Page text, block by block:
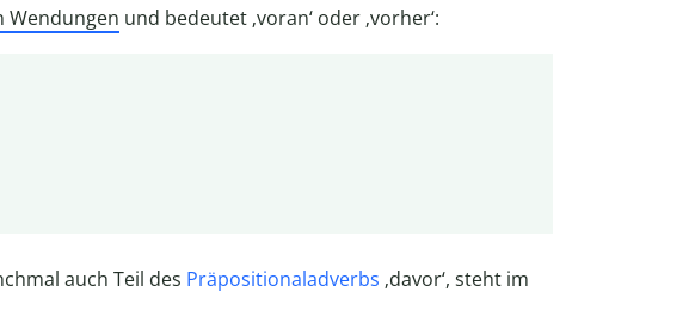
Wendungen und bedeutet ‚voran‘ oder ‚vorher‘:
auch Teil des Präpositionaladverbs ‚davor‘, steht im